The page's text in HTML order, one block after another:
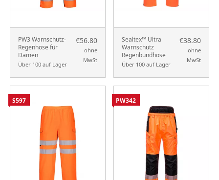
PW3 Warnschutz-
Regenhose für
Damen
Über 100 auf Lager
€56.80
ohne
MwSt
Sealtex™ Ultra
Warnschutz
Regenbundhose
Über 100 auf Lager
€38.80
ohne
MwSt
S597 PW342